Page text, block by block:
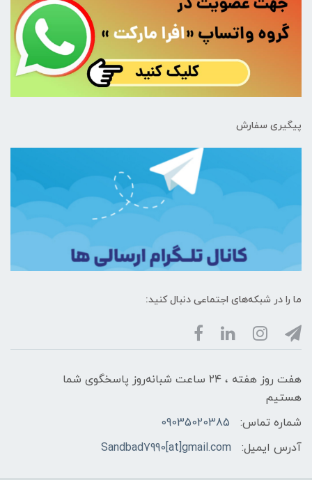
پیگیری سفارش
ما را در شبکه‌های اجتماعی دنبال کنید:
هفت روز هفته ، ۲۴ ساعت شبانه‌روز پاسخگوی شما
هستیم
شماره تماس:
09035020385
آدرس ایمیل:
Sandbad7990[at]gmail.com